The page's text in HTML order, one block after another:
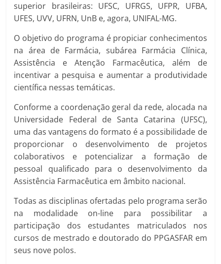
superior brasileiras: UFSC, UFRGS, UFPR, UFBA,
UFES, UVV, UFRN, UnB e, agora, UNIFAL-MG.
O objetivo do programa é propiciar conhecimentos
na área de Farmácia, subárea Farmácia Clínica,
Assistência e Atenção Farmacêutica, além de
incentivar a pesquisa e aumentar a produtividade
científica nessas temáticas.
Conforme a coordenação geral da rede, alocada na
Universidade Federal de Santa Catarina (UFSC),
uma das vantagens do formato é a possibilidade de
proporcionar o desenvolvimento de projetos
colaborativos e potencializar a formação de
pessoal qualificado para o desenvolvimento da
Assistência Farmacêutica em âmbito nacional.
Todas as disciplinas ofertadas pelo programa serão
na modalidade on-line para possibilitar a
participação dos estudantes matriculados nos
cursos de mestrado e doutorado do PPGASFAR em
seus nove polos.